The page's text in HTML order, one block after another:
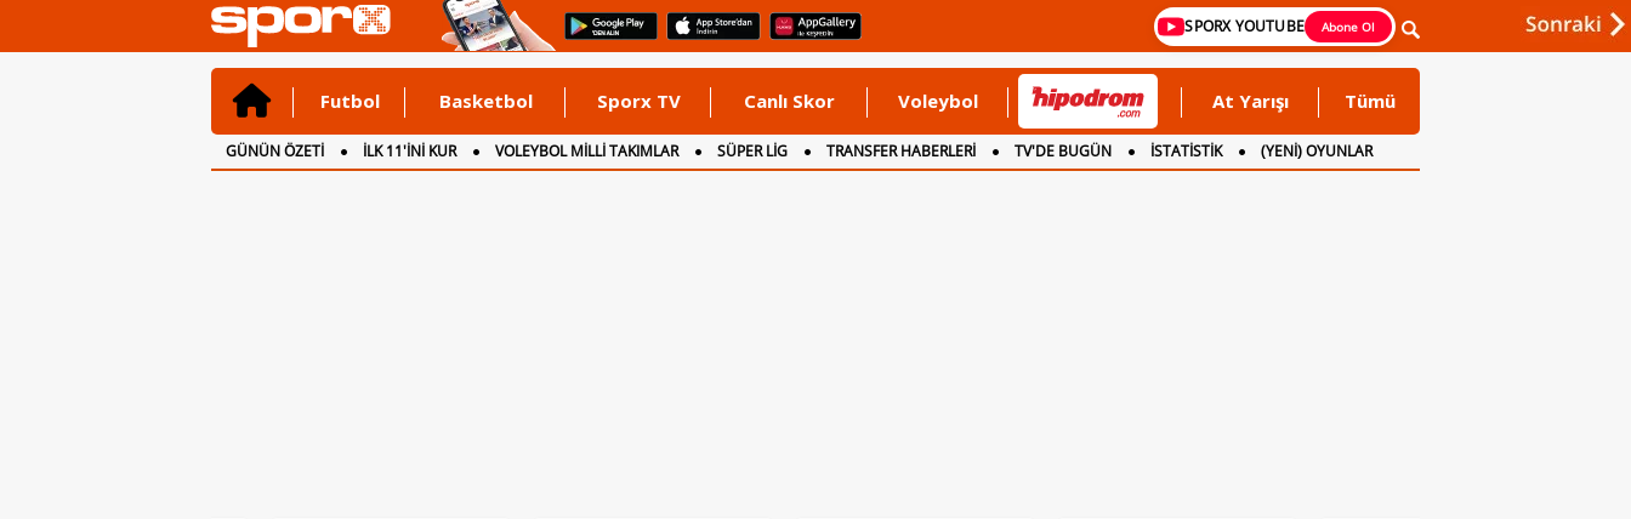
SPORX YOUTUBE Abone Ol
Futbol Basketbol Sporx TV Canlı Skor Voleybol At Yarışı Tümü
GÜNÜN ÖZETİ İLK 11'İNİ KUR VOLEYBOL MİLLİ TAKIMLAR SÜPER LİG TRANSFER HABERLERİ TV'DE BUGÜN İSTATİSTİK
(YENİ) OYUNLAR
CANLI ANLATIM
İNGİLTERE